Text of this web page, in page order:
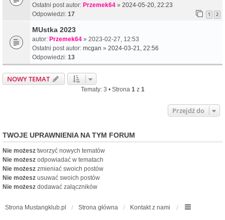
Ostatni post autor: Przemek64 » 2024-05-20, 22:23
Odpowiedzi: 17 1 2
MUstka 2023
autor: Przemek64 » 2023-02-27, 12:53
Ostatni post autor: mcgan » 2024-03-21, 22:56
Odpowiedzi: 13
NOWY TEMAT
Tematy: 3 • Strona 1z 1
Przejdź do
TWOJE UPRAWNIENIA NA TYM FORUM
Nie możesz tworzyć nowych tematów
Nie możesz odpowiadać w tematach
Nie możesz zmieniać swoich postów
Nie możesz usuwać swoich postów
Nie możesz dodawać załączników
Strona Mustangklub.pl Strona główna Kontakt z nami